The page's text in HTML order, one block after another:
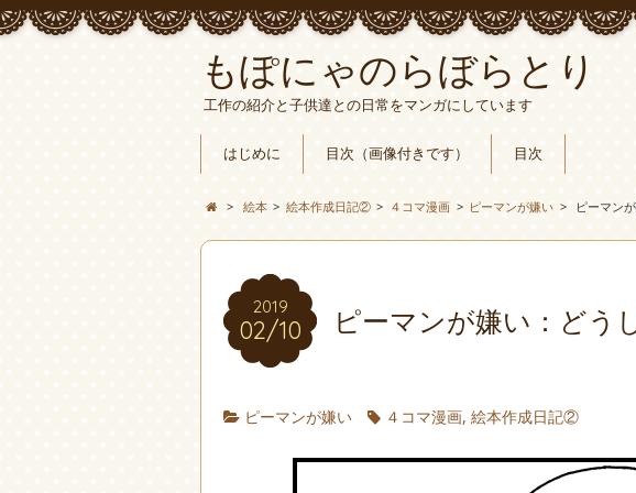
もぽにゃのらぼらとり
工作の紹介と子供達との日常をマンガにしています
はじめに 目次（画像付きです） 目次
> 絵本 > 絵本作成日記② > ４コマ漫画 > ピーマンが嫌い > ピーマン
2019
02/10 ピーマンが嫌い：どう
ピーマンが嫌い
４コマ漫画,絵本作成日記②